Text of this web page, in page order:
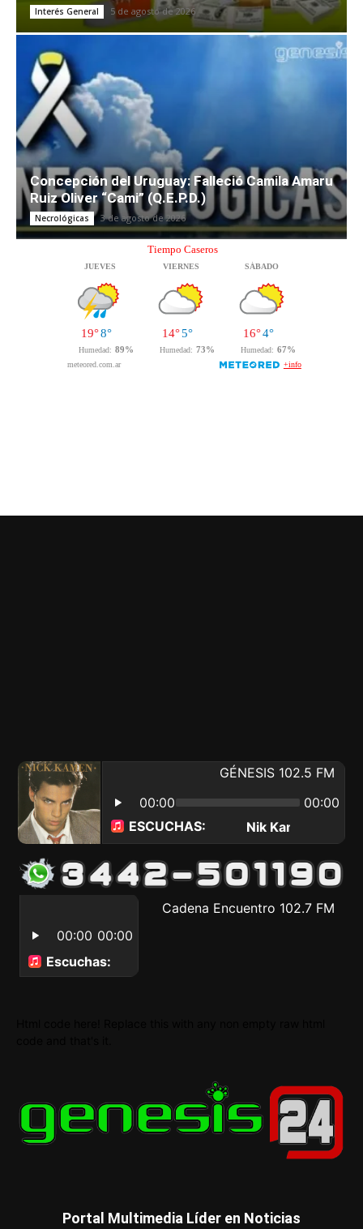
Interés General 5 de agosto de 2026
Concepción del Uruguay: Falleció Camila Amaru
Ruiz Oliver “Cami” (Q.E.P.D.)
Necrológicas 3 de agosto de 2026
Portal Multimedia Líder en Noticias